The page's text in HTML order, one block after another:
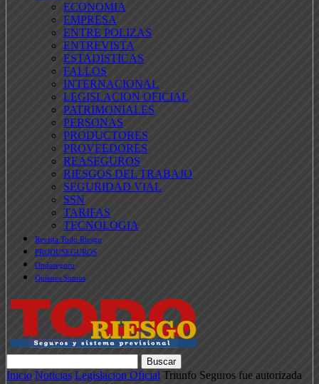
ECONOMIA
EMPRESA
ENTRE POLIZAS
ENTREVISTA
ESTADISTICAS
FALLOS
INTERNACIONAL
LEGISLACION OFICIAL
PATRIMONIALES
PERSONAS
PRODUCTORES
PROVEEDORES
REASEGUROS
RIESGOS DEL TRABAJO
SEGURIDAD VIAL
SSN
TARIFAS
TECNOLOGIA
Revista Todo Riesgo
PRODUSEGUROS
Ondaseguro
Quienes Somos
Inicio Noticias Legislacion Oficial Triunfo Seguros fue autorizada